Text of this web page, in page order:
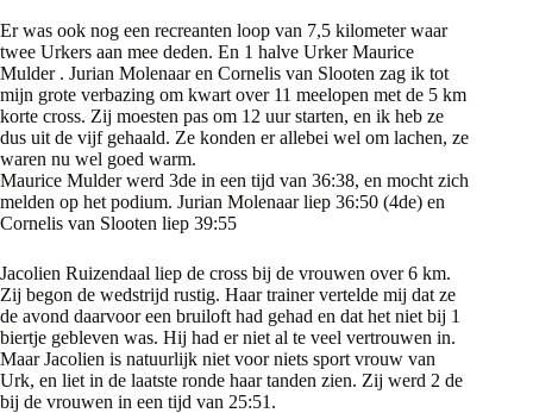
Er was ook nog een recreanten loop van 7,5 kilometer waar
twee Urkers aan mee deden. En 1 halve Urker Maurice
Mulder . Jurian Molenaar en Cornelis van Slooten zag ik tot
mijn grote verbazing om kwart over 11 meelopen met de 5 km
korte cross. Zij moesten pas om 12 uur starten, en ik heb ze
dus uit de vijf gehaald. Ze konden er allebei wel om lachen, ze
waren nu wel goed warm.
Maurice Mulder werd 3de in een tijd van 36:38, en mocht zich
melden op het podium. Jurian Molenaar liep 36:50 (4de) en
Cornelis van Slooten liep 39:55
Jacolien Ruizendaal liep de cross bij de vrouwen over 6 km.
Zij begon de wedstrijd rustig. Haar trainer vertelde mij dat ze
de avond daarvoor een bruiloft had gehad en dat het niet bij 1
biertje gebleven was. Hij had er niet al te veel vertrouwen in.
Maar Jacolien is natuurlijk niet voor niets sport vrouw van
Urk, en liet in de laatste ronde haar tanden zien. Zij werd 2 de
bij de vrouwen in een tijd van 25:51.